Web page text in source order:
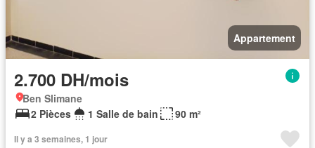
Appartement
2.700 DH/mois
Ben Slimane
2 Pièces
1 Salle de bain 90 m²
Il y a 3 semaines, 1 jour